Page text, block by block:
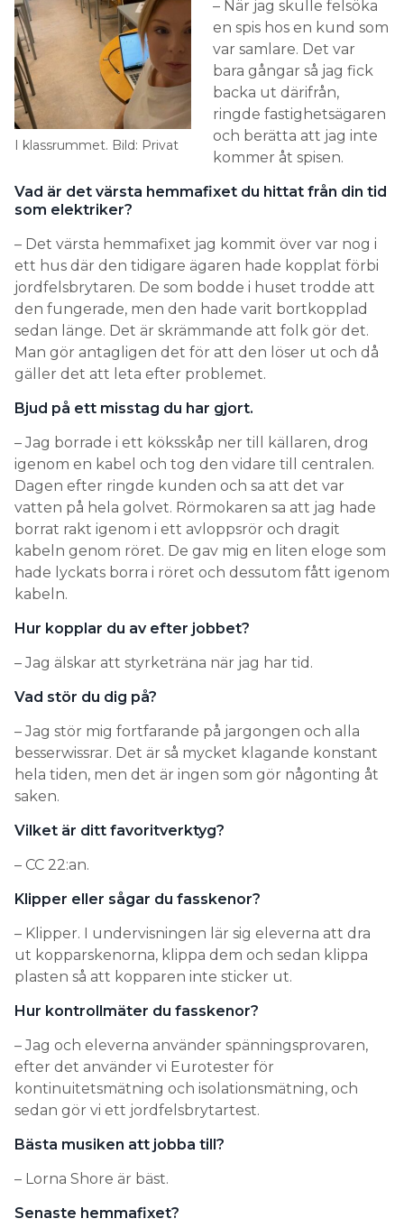
I klassrummet. Bild: Privat
– När jag skulle felsöka
en spis hos en kund som
var samlare. Det var
bara gångar så jag fick
backa ut därifrån,
ringde fastighetsägaren
och berätta att jag inte
kommer åt spisen.
Vad är det värsta hemmafixet du hittat från din tid
som elektriker?
– Det värsta hemmafixet jag kommit över var nog i
ett hus där den tidigare ägaren hade kopplat förbi
jordfelsbrytaren. De som bodde i huset trodde att
den fungerade, men den hade varit bortkopplad
sedan länge. Det är skrämmande att folk gör det.
Man gör antagligen det för att den löser ut och då
gäller det att leta efter problemet.
Bjud på ett misstag du har gjort.
– Jag borrade i ett köksskåp ner till källaren, drog
igenom en kabel och tog den vidare till centralen.
Dagen efter ringde kunden och sa att det var
vatten på hela golvet. Rörmokaren sa att jag hade
borrat rakt igenom i ett avloppsrör och dragit
kabeln genom röret. De gav mig en liten eloge som
hade lyckats borra i röret och dessutom fått igenom
kabeln.
Hur kopplar du av efter jobbet?
– Jag älskar att styrketräna när jag har tid.
Vad stör du dig på?
– Jag stör mig fortfarande på jargongen och alla
besserwissrar. Det är så mycket klagande konstant
hela tiden, men det är ingen som gör någonting åt
saken.
Vilket är ditt favoritverktyg?
– CC 22:an.
Klipper eller sågar du fasskenor?
– Klipper. I undervisningen lär sig eleverna att dra
ut kopparskenorna, klippa dem och sedan klippa
plasten så att kopparen inte sticker ut.
Hur kontrollmäter du fasskenor?
– Jag och eleverna använder spänningsprovaren,
efter det använder vi Eurotester för
kontinuitetsmätning och isolationsmätning, och
sedan gör vi ett jordfelsbrytartest.
Bästa musiken att jobba till?
– Lorna Shore är bäst.
Senaste hemmafixet?